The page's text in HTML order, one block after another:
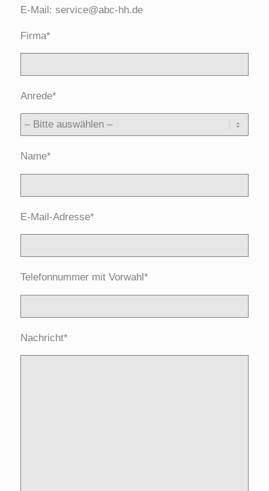
E-Mail: service@abc-hh.de
Firma*
Anrede*
Name*
E-Mail-Adresse*
Telefonnummer mit Vorwahl*
Nachricht*